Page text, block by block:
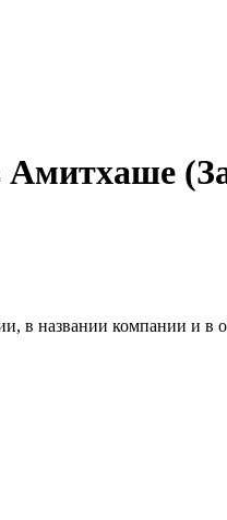
в названии компании и в